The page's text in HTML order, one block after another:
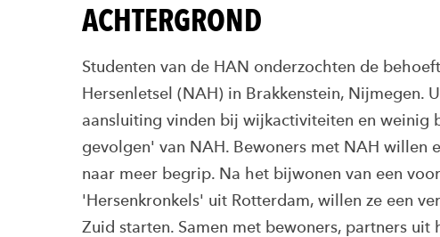
ACHTERGROND
Studenten van de HAN onderzochten de
Hersenletsel (NAH) in Brakkenstein, Nijmegen.
aansluiting vinden bij wijkactiviteiten en weinig
gevolgen' van NAH. Bewoners met NAH willen
naar meer begrip. Na het bijwonen van een
'Hersenkronkels' uit Rotterdam, willen ze een
Zuid starten. Samen met bewoners, partners